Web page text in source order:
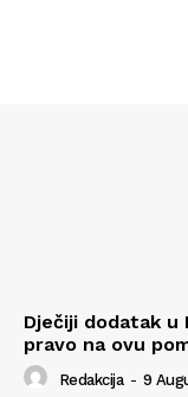
Dječiji dodatak u
pravo na ovu
Redakcija - 9